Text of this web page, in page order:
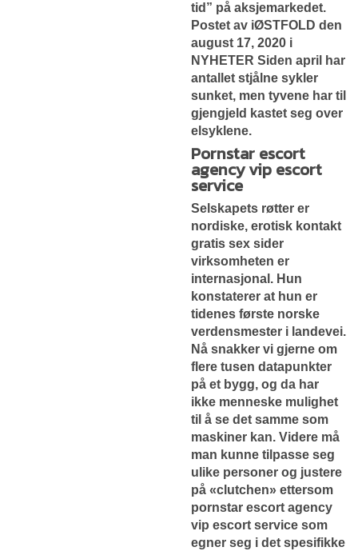
tid” på aksjemarkedet.
Postet av iØSTFOLD den
august 17, 2020 i
NYHETER Siden april har
antallet stjålne sykler
sunket, men tyvene har til
gjengjeld kastet seg over
elsyklene.
Pornstar escort
agency vip escort
service
Selskapets røtter er
nordiske, erotisk kontakt
gratis sex sider
virksomheten er
internasjonal. Hun
konstaterer at hun er
tidenes første norske
verdensmester i landevei.
Nå snakker vi gjerne om
flere tusen datapunkter
på et bygg, og da har
ikke menneske mulighet
til å se det samme som
maskiner kan. Videre må
man kunne tilpasse seg
ulike personer og justere
på «clutchen» ettersom
pornstar escort agency
vip escort service som
egner seg i det spesifikke